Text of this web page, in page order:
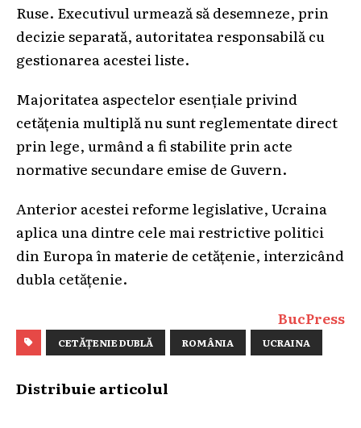
Ruse. Executivul urmează să desemneze, prin
decizie separată, autoritatea responsabilă cu
gestionarea acestei liste.
Majoritatea aspectelor esențiale privind
cetățenia multiplă nu sunt reglementate direct
prin lege, urmând a fi stabilite prin acte
normative secundare emise de Guvern.
Anterior acestei reforme legislative, Ucraina
aplica una dintre cele mai restrictive politici
din Europa în materie de cetățenie, interzicând
dubla cetățenie.
BucPress
CETĂȚENIE DUBLĂ ROMÂNIA UCRAINA
Distribuie articolul